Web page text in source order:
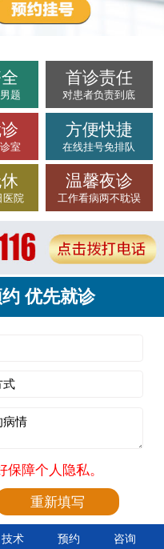
题
首诊责任
对患者负责到底
室
方便快捷
在线挂号免排队
医院
温馨夜诊
工作看病两不耽误
优先就诊
障个人隐私。
技术 预约 咨询